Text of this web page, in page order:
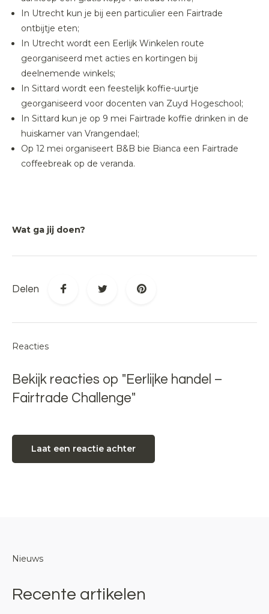
In Utrecht kun je bij een particulier een Fairtrade
ontbijtje eten;
In Utrecht wordt een Eerlijk Winkelen route
georganiseerd met acties en kortingen bij
deelnemende winkels;
In Sittard wordt een feestelijk koffie-uurtje
georganiseerd voor docenten van Zuyd Hogeschool;
In Sittard kun je op 9 mei Fairtrade koffie drinken in de
huiskamer van Vrangendael;
Op 12 mei organiseert B&B bie Bianca een Fairtrade
coffeebreak op de veranda.
Wat ga jij doen?
Delen
Reacties
Bekijk reacties op "Eerlijke handel –
Fairtrade Challenge"
Laat een reactie achter
Nieuws
Recente artikelen